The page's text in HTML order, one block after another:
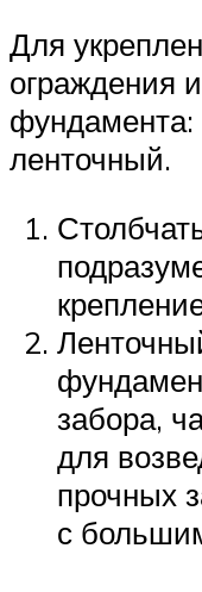
Для
ограждения
фундамента:
ленточный.
забора,
для
прочных
с